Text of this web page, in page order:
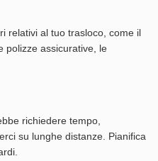
relativi al tuo trasloco, come il
polizze assicurative, le
richiedere tempo,
su lunghe distanze. Pianifica